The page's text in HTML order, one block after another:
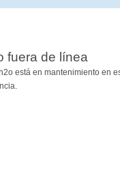
fuera de línea
está en mantenimiento en